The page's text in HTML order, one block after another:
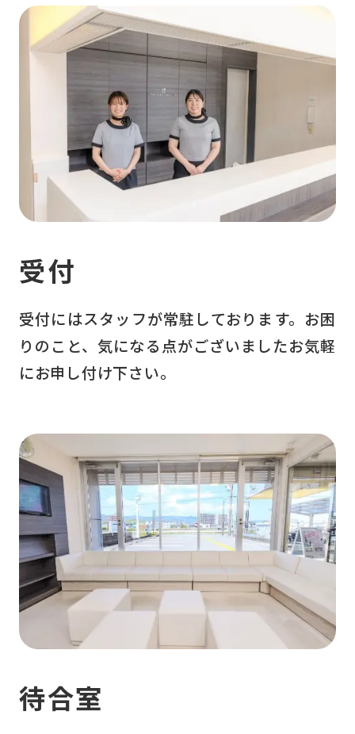
受付
受付にはスタッフが常駐しております。お困
りのこと、気になる点がございましたお気軽
にお申し付け下さい。
待合室